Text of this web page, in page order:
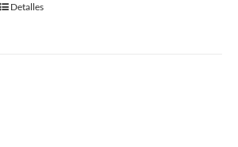
Detalles